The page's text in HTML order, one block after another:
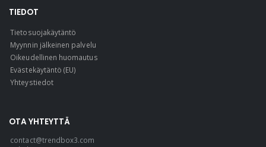
TIEDOT
Tietosuojakäytäntö
Myynnin jälkeinen palvelu
Oikeudellinen huomautus
Evästekäytäntö (EU)
Yhteystiedot
OTA YHTEYTTÄ
contact@trendbox3.com